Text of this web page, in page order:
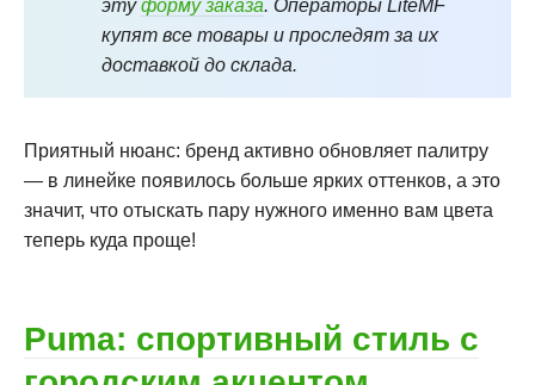
этуформу заказа. Операторы LiteMF
купят все товары и проследят за их
доставкой до склада.
Приятный нюанс: бренд активно обновляет палитру
— в линейке появилось больше ярких оттенков, а это
значит, что отыскать пару нужного именно вам цвета
теперь куда проще!
Puma: спортивный стиль с